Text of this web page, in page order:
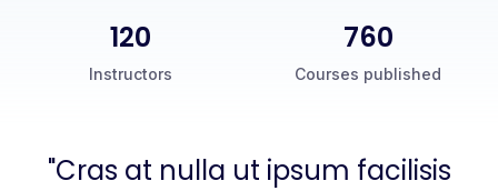
120
Instructors
760
Courses published
"Cras at nulla ut ipsum facilisis